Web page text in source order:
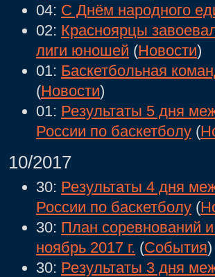
04: С Днём народного
02: Красноярцы
лиги юношей (Новости)
01: Баскетбольная
(Новости)
01: Результаты 5 дня
России по баскетболу (
10/2017
30: Результаты 4 дня
России по баскетболу (
30: План соревнований
ноябрь 2017 г. (События)
30: Результаты 3 дня